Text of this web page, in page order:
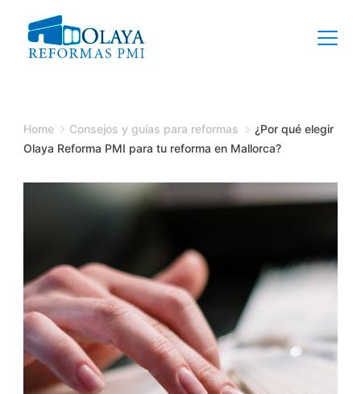
content
Home Consejos y guías para reformas
¿Por qué elegir
Olaya Reforma PMI para tu reforma en Mallorca?